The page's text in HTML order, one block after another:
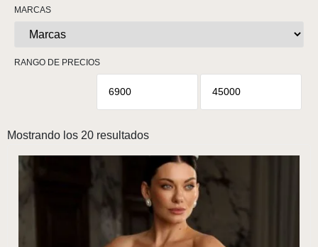
MARCAS
RANGO DE PRECIOS
Mostrando los 20 resultados